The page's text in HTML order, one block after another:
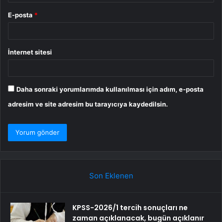
E-posta *
İnternet sitesi
Daha sonraki yorumlarımda kullanılması için adım, e-posta
adresim ve site adresim bu tarayıcıya kaydedilsin.
Son Eklenen
KPSS-2026/1 tercih sonuçları ne
zaman açıklanacak, bugün açıklanır